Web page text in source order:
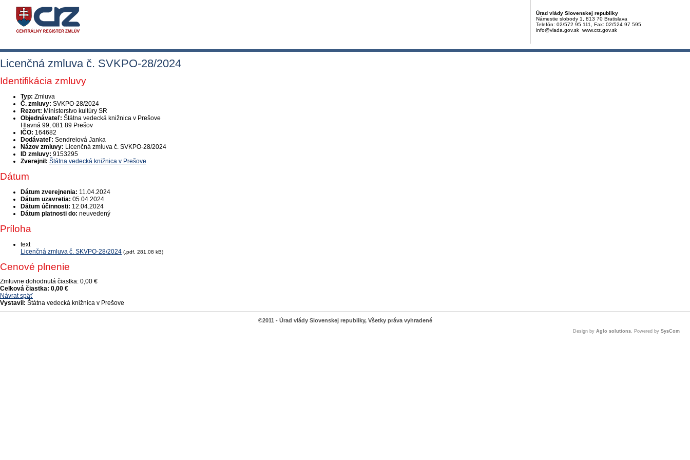
Úrad vlády Slovenskej republiky
Námestie slobody 1, 813 70 Bratislava
Telefón: 02/572 95 111, Fax: 02/524 97 595
info@vlada.gov.sk www.crz.gov.sk
Licenčná zmluva č. SVKPO-28/2024
Identifikácia zmluvy
Typ: Zmluva
Č. zmluvy: SVKPO-28/2024
Rezort: Ministerstvo kultúry SR
Objednávateľ: Štátna vedecká knižnica v Prešove
Hlavná 99, 081 89 Prešov
IČO: 164682
Dodávateľ: Sendreiová Janka
Názov zmluvy: Licenčná zmluva č. SVKPO-28/2024
ID zmluvy: 9153295
Zverejnil: Štátna vedecká knižnica v Prešove
Dátum
Dátum zverejnenia: 11.04.2024
Dátum uzavretia: 05.04.2024
Dátum účinnosti: 12.04.2024
Dátum platnosti do: neuvedený
Príloha
text
Licenčná zmluva č. SKVPO-28/2024 (.pdf, 281.08 kB)
Cenové plnenie
Zmluvne dohodnutá čiastka: 0,00 €
Celková čiastka: 0,00 €
Návrat späť
Vystavil: Štátna vedecká knižnica v Prešove
©2011 - Úrad vlády Slovenskej republiky, Všetky práva vyhradené
Design by Aglo solutions, Powered by SysCom